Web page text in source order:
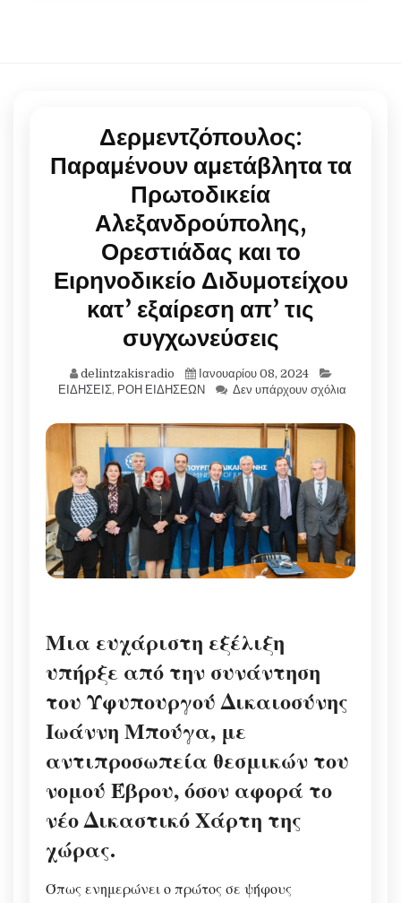
Δερμεντζόπουλος:
Παραμένουν αμετάβλητα τα
Πρωτοδικεία
Αλεξανδρούπολης,
Ορεστιάδας και το
Ειρηνοδικείο Διδυμοτείχου
κατ’ εξαίρεση απ’ τις
συγχωνεύσεις
delintzakisradio
Ιανουαρίου 08, 2024
ΕΙΔΗΣΕΙΣ, ΡΟΗ ΕΙΔΗΣΕΩΝ Δεν υπάρχουν σχόλια
Μια ευχάριστη εξέλιξη
υπήρξε από την συνάντηση
του Υφυπουργού Δικαιοσύνης
Ιωάννη Μπούγα, με
αντιπροσωπεία θεσμικών του
νομού Έβρου, όσον αφορά το
νέο Δικαστικό Χάρτη της
χώρας.
Όπως ενημερώνει ο πρώτος σε ψήφους